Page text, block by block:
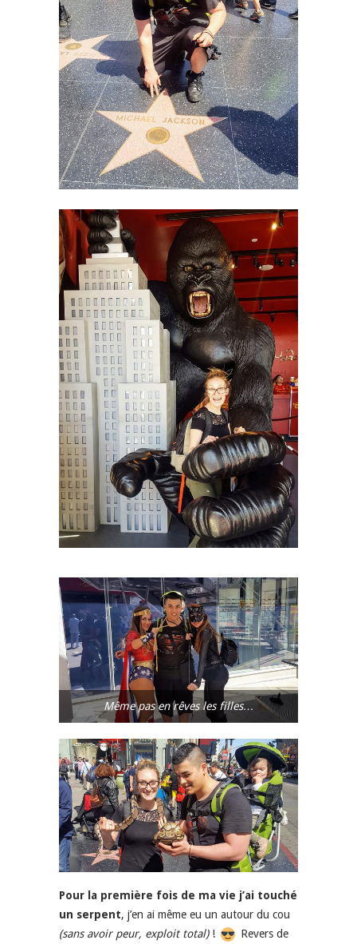
Même pas en rêves les filles…
Pour la première fois de ma vie j’ai touché
un serpent, j’en ai même eu un autour du cou
(sans avoir peur, exploit total)! Revers de